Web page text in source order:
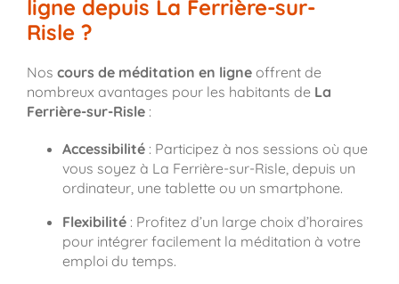
ligne depuis La Ferrière-sur-
Risle ?
Nos cours de méditation en ligneoffrent de
nombreux avantages pour les habitants de La
Ferrière-sur-Risle:
Accessibilité: Participez à nos sessions où que
vous soyez à La Ferrière-sur-Risle, depuis un
ordinateur, une tablette ou un smartphone.
Flexibilité: Profitez d’un large choix d’horaires
pour intégrer facilement la méditation à votre
emploi du temps.